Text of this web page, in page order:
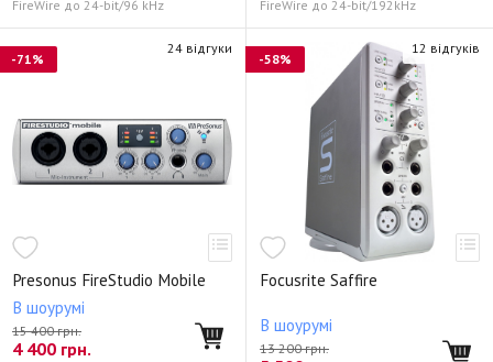
FireWire до 24-bit/96 kHz FireWire до 24-bit/192kHz
Presonus FireStudio Mobile
В шоурумі
15 400 грн.
4 400 грн.
24 відгуки
-71%
Focusrite Saffire
В шоурумі
13 200 грн.
12 відгуків
-58%